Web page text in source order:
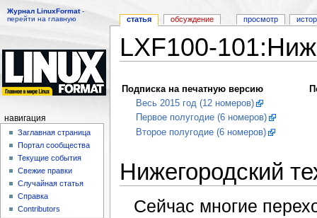
Журнал LinuxFormat-
перейти на главную
LXF100-
Подписка на печатную версию
Весь 2015 год (12 номеров)
Первое полугодие (6 номеров)
Второе полугодие (6 номеров)
Нижегородский
Сейчас многие
статья обсуждение просмотр
навигация
Заглавная страница
Портал сообщества
Текущие события
Свежие правки
Случайная статья
Справка
Contributors